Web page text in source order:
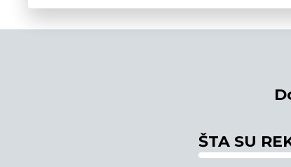
ŠTA SU